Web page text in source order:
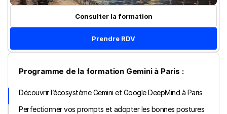
Programme de la formation Gemini à Paris :
Découvrir l’écosystème Gemini et Google DeepMind à Paris
Perfectionner vos prompts et adopter les bonnes postures
Consulter la formation
Prendre RDV